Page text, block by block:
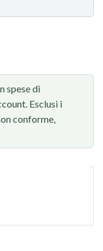
spese di
Esclusi i
conforme,